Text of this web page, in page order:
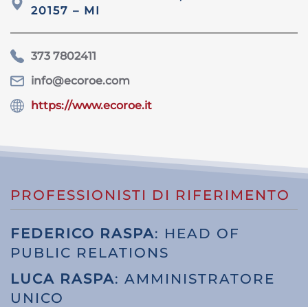
20157 – MI
373 7802411
info@ecoroe.com
https://www.ecoroe.it
PROFESSIONISTI DI RIFERIMENTO
FEDERICO RASPA: HEAD OF
PUBLIC RELATIONS
LUCA RASPA: AMMINISTRATORE
UNICO